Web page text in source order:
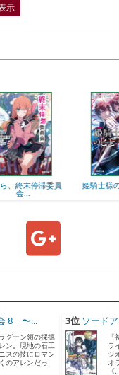
示
委員 姫騎士様のヒモ（7）
8 〜...
グーン領の採掘
ン。現地の石工
スの技にロマン
のアレンだっ
3位 ソード
ラ
ジ
オ
《